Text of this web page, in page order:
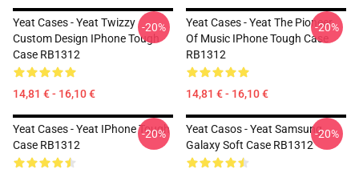
Yeat Cases - Yeat Twizzy
Custom Design IPhone Tough
Case RB1312
14,81 € - 16,10 €
-20%
Yeat Cases - Yeat The Pioneer
Of Music IPhone Tough Case
RB1312
14,81 € - 16,10 €
-20%
Yeat Cases - Yeat IPhone Tough
Case RB1312
-20%
Yeat Casos - Yeat Samsung
Galaxy Soft Case RB1312
-20%